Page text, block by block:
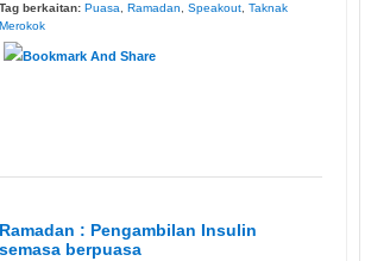
Tag berkaitan:Puasa ,Ramadan ,Speakout ,Taknak
Merokok
Ramadan : Pengambilan Insulin
semasa berpuasa